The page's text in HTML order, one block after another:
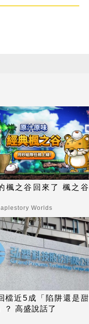
楓之谷回來了 楓之谷
Worlds
檔近5成「陷阱還是甜
？ 高盛說話了